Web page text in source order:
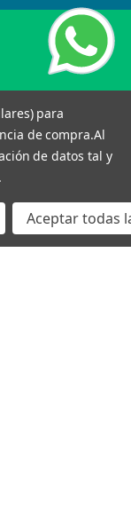
para
de compra.Al
de datos tal y
.
Aceptar todas